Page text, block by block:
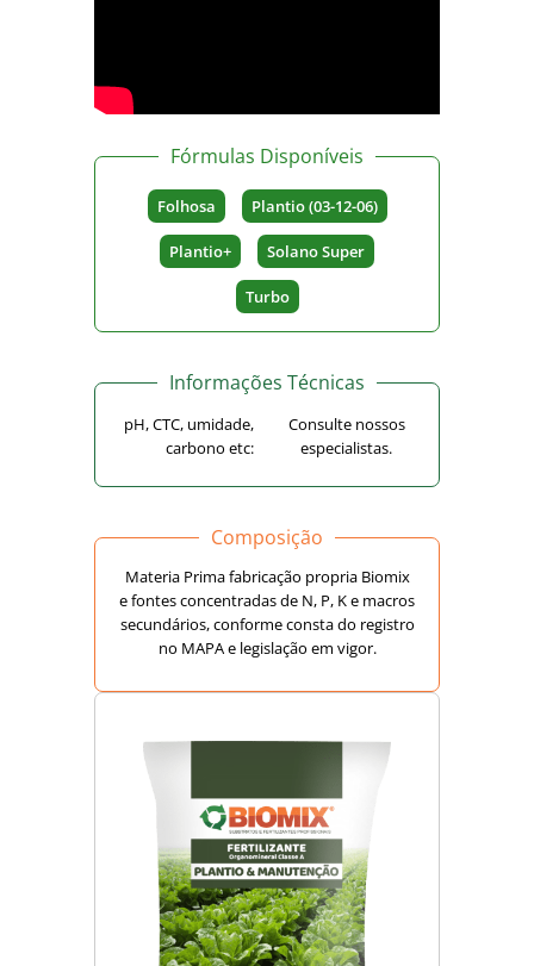
Fórmulas Disponíveis
Folhosa Plantio (03-12-06)
Plantio+ Solano Super
Turbo
Informações Técnicas
pH, CTC, umidade,
carbono etc:
Consulte nossos
especialistas.
Composição
Materia Prima fabricação propria Biomix
e fontes concentradas de N, P, K e macros
secundários, conforme consta do registro
no MAPA e legislação em vigor.